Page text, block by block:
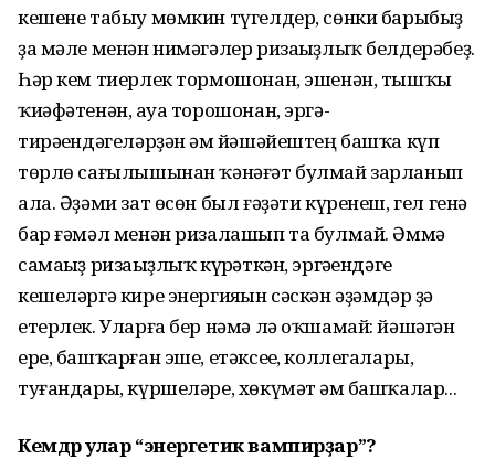
кешене табыу мөмкин түгелдер, сөнки барыбыҙ
ҙа мәле менән нимәгәлер ризаһыҙлыҡ белдерәбеҙ.
Һәр кем тиерлек тормошонан, эшенән, тышҡы
ҡиәфәтенән, һауа торошонан, эргә-
тирәһендәгеләрҙән һәм йәшәйештең башҡа күп
төрлө сағылышынан ҡәнәғәт булмай зарланып
ала. Әҙәми зат өсөн был ғәҙәти күренеш, гел генә
бар ғәмәл менән ризалашып та булмай. Әммә
самаһыҙ ризаһыҙлыҡ күрһәткән, эргәһендәге
кешеләргә кире энергияһын сәскән әҙәмдәр ҙә
етерлек. Уларға бер нәмә лә оҡшамай: йәшәгән
ере, башҡарған эше, етәксеһе, коллегалары,
туғандары, күршеләре, хөкүмәт һәм башҡалар...
Кемдәр улар “энергетик вампирҙар”?